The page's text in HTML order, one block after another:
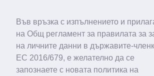
Във връзка с изпълнението и
на Общ регламент за правилата за
на личните данни в държавите-
ЕС 2016/679, е желателно да се
запознаете с новата политика на